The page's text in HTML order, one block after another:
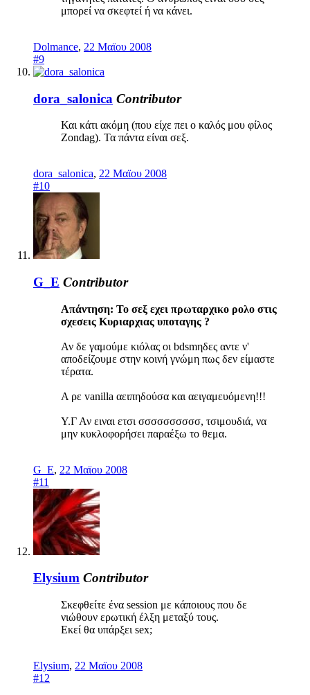
μπορεί να σκεφτεί ή να κάνει.
Dolmance, 22 Μαϊου 2008
#9
dora_salonica Contributor
Και κάτι ακόμη (που είχε πει ο καλός μου φίλος
Zondag). Τα πάντα είναι σεξ.
dora_salonica, 22 Μαϊου 2008
#10
G_E Contributor
Απάντηση: Το σεξ εχει πρωταρχικο ρολο στις
σχεσεις Κυριαρχιας υποταγης ?
Αν δε γαμούμε κιόλας οι bdsmηδες αντε ν'
αποδείζουμε στην κοινή γνώμη πως δεν είμαστε
τέρατα.
Α ρε vanilla αειπηδούσα και αειγαμευόμενη!!!
Υ.Γ Αν ειναι ετσι σσσσσσσσσσ, τσιμουδιά, να
μην κυκλοφορήσει παραέξω το θεμα.
G_E, 22 Μαϊου 2008
#11
Elysium Contributor
Σκεφθείτε ένα session με κάποιους που δε
νιώθουν ερωτική έλξη μεταξύ τους.
Εκεί θα υπάρξει sex;
Elysium, 22 Μαϊου 2008
#12